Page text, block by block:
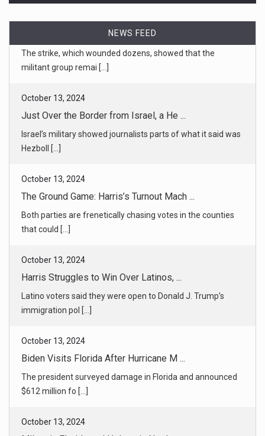
NEWS FEED
October 13, 2024
Israel’s military showed journalists parts of what it said was
Hezboll [...]
October 13, 2024
Both parties are frenetically chasing votes in the counties
that could [...]
October 13, 2024
Latino voters said they were open to Donald J. Trump’s
immigration pol [...]
The president surveyed damage in Florida and announced
$612 million fo [...]
October 13, 2024
Helene in North Carolina and Milton in Florida were very
different sto [...]